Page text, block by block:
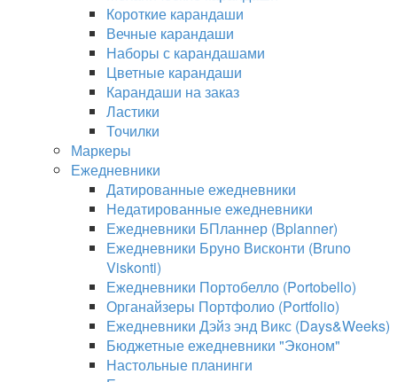
Короткие карандаши
Вечные карандаши
Наборы с карандашами
Цветные карандаши
Карандаши на заказ
Ластики
Точилки
Маркеры
Ежедневники
Датированные ежедневники
Недатированные ежедневники
Ежедневники БПланнер (Bplanner)
Ежедневники Бруно Висконти (Bruno
Viskonti)
Ежедневники Портобелло (Portobello)
Органайзеры Портфолио (Portfolio)
Ежедневники Дэйз энд Викс (Days&Weeks)
Бюджетные ежедневники "Эконом"
Настольные планинги